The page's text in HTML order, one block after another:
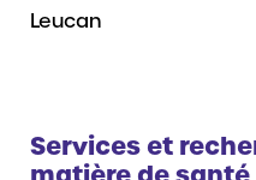
Leucan
Services et
matière de santé